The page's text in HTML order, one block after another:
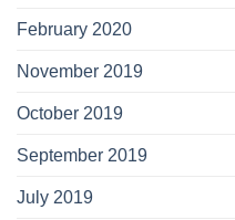
February 2020
November 2019
October 2019
September 2019
July 2019